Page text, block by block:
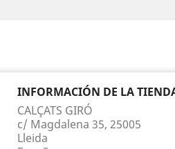
INFORMACIÓN DE LA
CALÇATS GIRÓ
c/ Magdalena 35, 25005
Lleida